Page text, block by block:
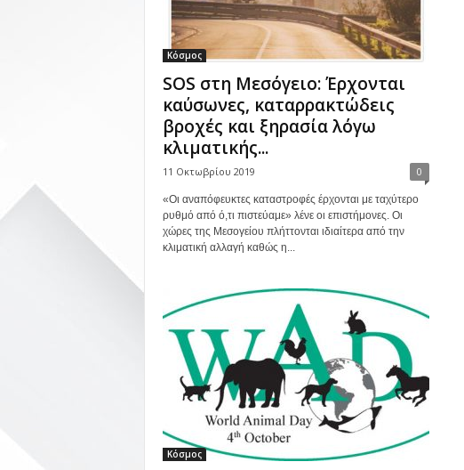
Κόσμος
SOS στη Μεσόγειο: Έρχονται
καύσωνες, καταρρακτώδεις
βροχές και ξηρασία λόγω
κλιματικής...
11 Οκτωβρίου 2019 0
«Οι αναπόφευκτες καταστροφές έρχονται με ταχύτερο
ρυθμό από ό,τι πιστεύαμε» λένε οι επιστήμονες. Οι
χώρες της Μεσογείου πλήττονται ιδιαίτερα από την
κλιματική αλλαγή καθώς η...
Κόσμος